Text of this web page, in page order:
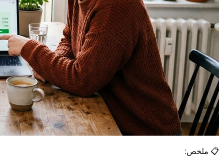
📋 ملخص: